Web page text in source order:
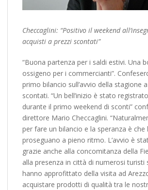
Checcaglini: “Positivo il weekend
acquisti a prezzi scontati”
“Buona partenza per i saldi estivi. Una
ossigeno per i commercianti”.
primo bilancio sull’avvio della stagione
scontati. “Un bell’inizio è stato
durante il primo weekend di sconti”
direttore Mario Checcaglini.
per fare un bilancio e la speranza è che
proseguano a pieno ritmo. L’avvio è
grazie anche alla concomitanza della
alla presenza in città di numerosi turisti
hanno approfittato della visita ad
acquistare prodotti di qualità tra le